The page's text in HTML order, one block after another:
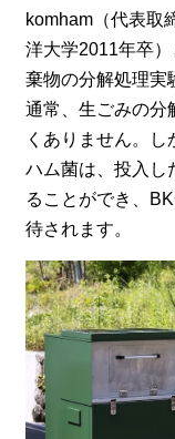
komham（代表取
洋大学2011年卒
棄物の分解処理実
通常、生ごみの分
くありません。
ハム菌は、投入し
ることができ、
待されます。